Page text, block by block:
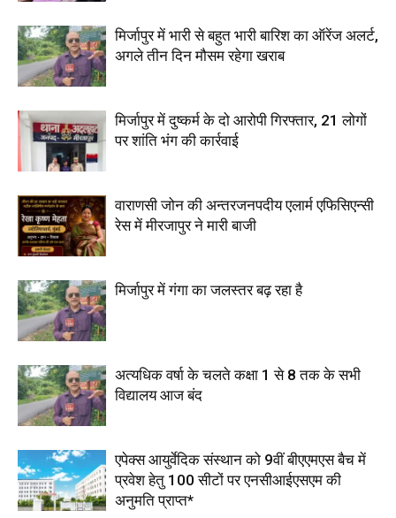
मिर्जापुर में भारी से बहुत भारी बारिश का ऑरेंज अलर्ट,
अगले तीन दिन मौसम रहेगा खराब
मिर्जापुर में दुष्कर्म के दो आरोपी गिरफ्तार, 21 लोगों
पर शांति भंग की कार्रवाई
वाराणसी जोन की अन्तरजनपदीय एलार्म एफिसिएन्सी
रेस में मीरजापुर ने मारी बाजी
मिर्जापुर में गंगा का जलस्तर बढ़ रहा है
अत्यधिक वर्षा के चलते कक्षा 1 से 8 तक के सभी
विद्यालय आज बंद
एपेक्स आयुर्वेदिक संस्थान को 9वीं बीएएमएस बैच में
प्रवेश हेतु 100 सीटों पर एनसीआईएसएम की
अनुमति प्राप्त*